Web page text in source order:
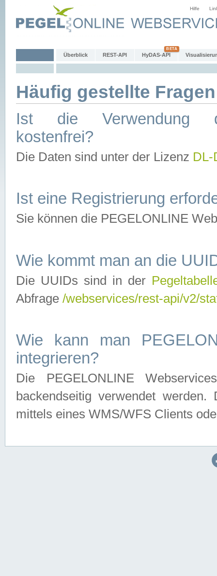
Hilfe
Überblick REST-API HyDAS-API
Häufig gestellte
Ist die Verwendung
kostenfrei?
Die Daten sind unter der Lizenz
Ist eine Registrierung
Sie können die PEGELONLINE
Wie kommt man an die
Die UUIDs sind in der
Abfrage /webservices/rest-api/v2/
Wie kann man
integrieren?
Die PEGELONLINE
backendseitig verwendet
mittels eines WMS/WFS Clients